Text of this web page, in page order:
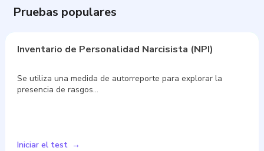
Pruebas populares
Inventario de Personalidad Narcisista (NPI)
Se utiliza una medida de autorreporte para explorar la
presencia de rasgos…
Iniciar el test